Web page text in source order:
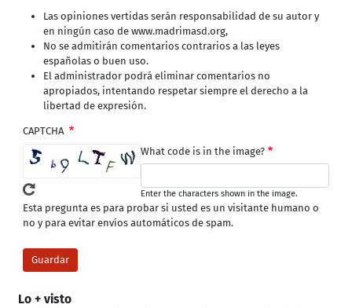
Lo + visto
Las opiniones vertidas serán responsabilidad de su autor y
en ningún caso de www.madrimasd.org,
No se admitirán comentarios contrarios a las leyes
españolas o buen uso.
El administrador podrá eliminar comentarios no
apropiados, intentando respetar siempre el derecho a la
libertad de expresión.
CAPTCHA
What code is in the image?
Enter the characters shown in the image.
Esta pregunta es para probar si usted es un visitante humano o
no y para evitar envíos automáticos de spam.